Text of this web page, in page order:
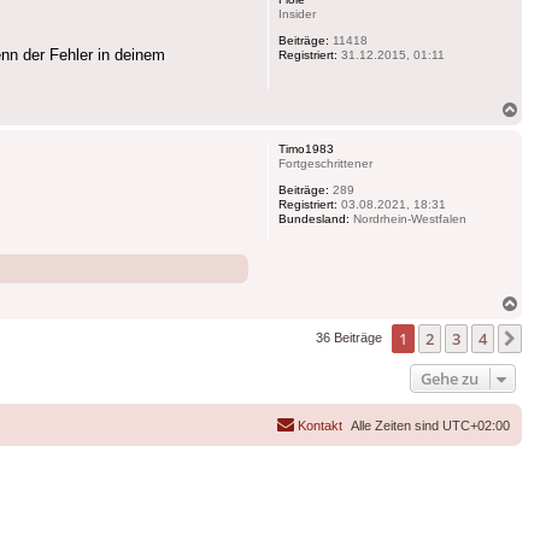
Insider
Beiträge: 11418
Registriert: 31.12.2015, 01:11
der Fehler in deinem
Timo1983
Fortgeschrittener
Beiträge: 289
Registriert: 03.08.2021, 18:31
Bundesland: Nordrhein-Westfalen
36 Beiträge 1 2 3 4
Gehe zu
Alle Zeiten sind UTC+02:00
Kontakt